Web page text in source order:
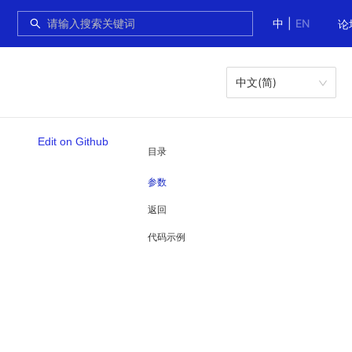
中 EN 论
中文(简)
目录
参数
返回
代码示例
Edit on Github